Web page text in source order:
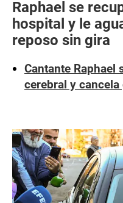
Raphael se
hospital y le
reposo sin gira
Cantante
cerebral y